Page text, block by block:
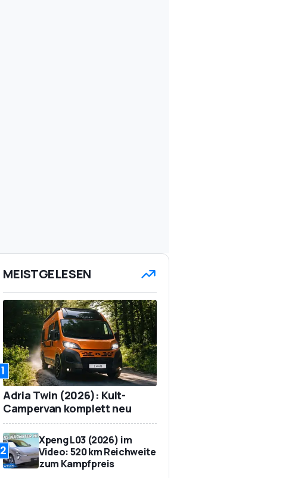
MEISTGELESEN
1
Adria Twin (2026): Kult-
Campervan komplett neu
2
Xpeng L03 (2026) im
Video: 520 km Reichweite
zum Kampfpreis